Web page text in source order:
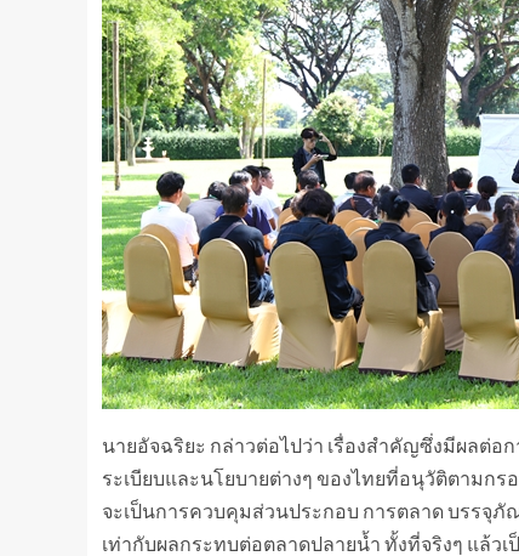
นายอัจฉริยะ กล่าวต่อไปว่า เรื่องสำคัญซึ่งมีผลต่
ระเบียบและนโยบายต่างๆ ของไทยที่อนุวัติตาม
จะเป็นการควบคุมส่วนประกอบ การตลาด บรรจุ
เท่ากับผลกระทบต่อตลาดปลายน้ำ ทั้งที่จริงๆ แล้